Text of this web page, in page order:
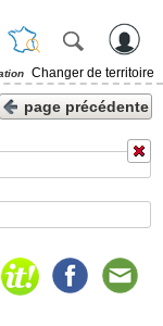
Changer de territoire
page précédente